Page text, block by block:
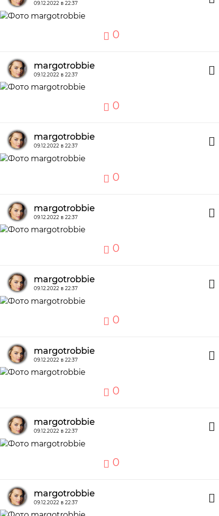
09.12.2022 в 22:37
0
margotrobbie
09.12.2022 в 22:37
0
margotrobbie
09.12.2022 в 22:37
0
margotrobbie
09.12.2022 в 22:37
0
margotrobbie
09.12.2022 в 22:37
0
margotrobbie
09.12.2022 в 22:37
0
margotrobbie
09.12.2022 в 22:37
0
margotrobbie
09.12.2022 в 22:37